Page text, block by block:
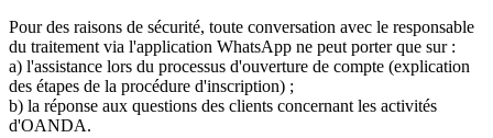
Pour des raisons de sécurité, toute conversation avec le responsable
du traitement via l'application WhatsApp ne peut porter que sur :
a) l'assistance lors du processus d'ouverture de compte (explication
des étapes de la procédure d'inscription) ;
b) la réponse aux questions des clients concernant les activités
d'OANDA.